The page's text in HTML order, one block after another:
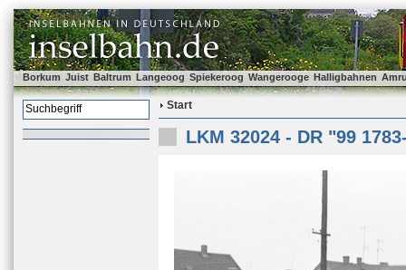
Borkum Juist Baltrum Langeoog Spiekeroog Wangerooge Halligbahnen
Start
LKM 32024 - DR "99